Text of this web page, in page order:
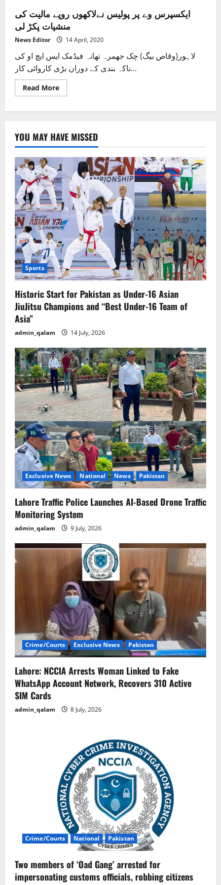
ایکسپرس وے پر پولیس نےلاکھوں روپے مالیت کی
منشیات پکڑ لی
News Editor 14 April, 2020
لاہور(وقاص بیگ) چک جھمرہ تھانہ فیڈمک ایس ایچ او کی
ناکہ بندی کے دوران بڑی کاروائی کار...
Read MoreRead
more
نےلاکھوں
روپے
مالیت
کی
منشیات
پکڑ
لی
YOU MAY HAVE MISSED
Sports
Historic Start for Pakistan as Under-16 Asian
JiuJitsu Champions and “Best Under-16 Team of
Asia”
admin_qalam 14 July, 2026
Exclusive News National News Pakistan
Lahore Traffic Police Launches AI-Based Drone Traffic
Monitoring System
admin_qalam 9 July, 2026
Crime/Courts Exclusive News Pakistan
Lahore: NCCIA Arrests Woman Linked to Fake
WhatsApp Account Network, Recovers 310 Active
SIM Cards
admin_qalam 8 July, 2026
Crime/Courts National Pakistan
Two members of ‘Oad Gang’ arrested for
impersonating customs officials, robbing citizens